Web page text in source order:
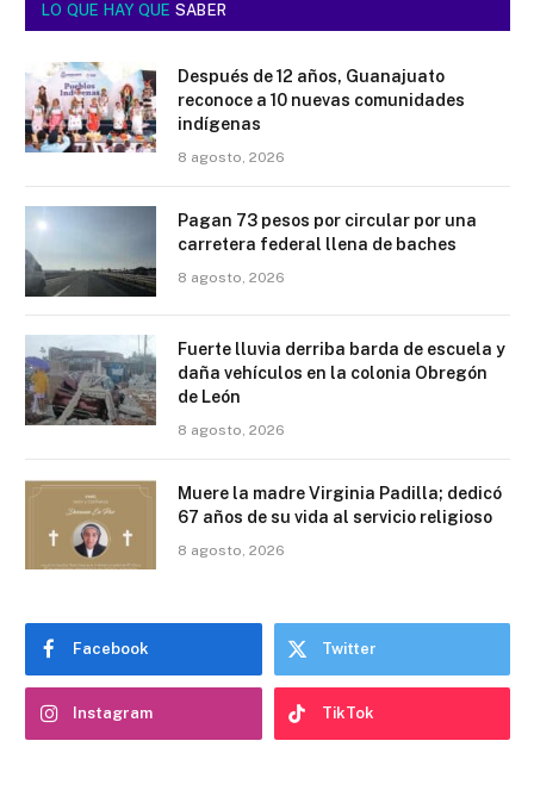
LO QUE HAY QUE SABER
Después de 12 años, Guanajuato
reconoce a 10 nuevas comunidades
indígenas
8 agosto, 2026
Pagan 73 pesos por circular por una
carretera federal llena de baches
8 agosto, 2026
Fuerte lluvia derriba barda de escuela y
daña vehículos en la colonia Obregón
de León
8 agosto, 2026
Muere la madre Virginia Padilla; dedicó
67 años de su vida al servicio religioso
8 agosto, 2026
Facebook Twitter
Instagram TikTok